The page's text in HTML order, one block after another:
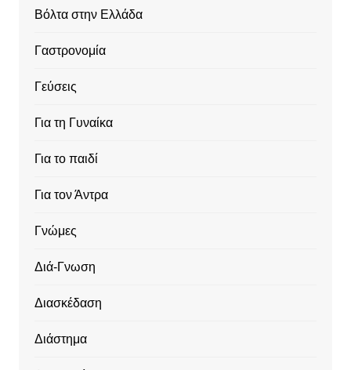
Βόλτα στην Ελλάδα
Γαστρονομία
Γεύσεις
Για τη Γυναίκα
Για το παιδί
Για τον Άντρα
Γνώμες
Διά-Γνωση
Διασκέδαση
Διάστημα